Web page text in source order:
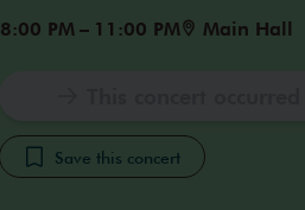
8:00 PM – 11:00 PM Main Hall
Save this concert